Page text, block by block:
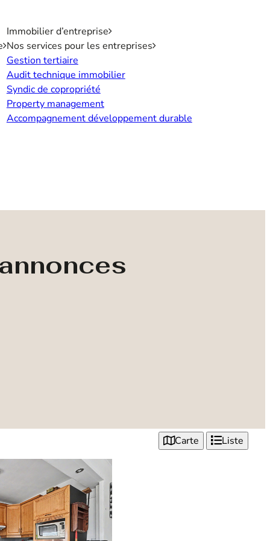
Immobilier d’entreprise
Nos services pour les entreprises
Gestion tertiaire
Audit technique immobilier
Syndic de copropriété
Property management
Accompagnement développement durable
Carte Liste